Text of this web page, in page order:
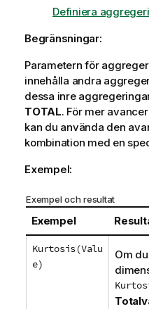
Definiera
Begränsningar:
Parametern för
innehålla andra
dessa inre
TOTAL. För mer
kan du använda den
kombination med en
Exempel:
Exempel och resultat
Exempel
Kurtosis(Valu
e)
Om